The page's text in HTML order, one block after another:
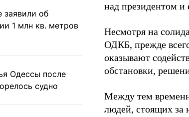
заявили об
1 млн кв. метров
Одессы после
судно
над президентом и
Несмотря на
ОДКБ, прежде
оказывают
обстановки,
Между тем
людей, стоящих за